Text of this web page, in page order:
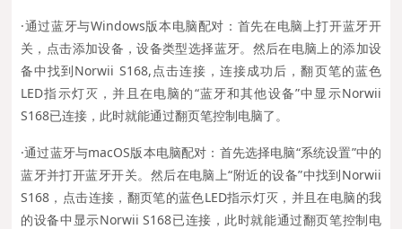
·通过蓝牙与Windows版本电脑配对：首先在电脑上打开蓝牙开
关，点击添加设备，设备类型选择蓝牙。然后在电脑上的添加设
备中找到Norwii S168,点击连接，连接成功后，翻页笔的蓝色
LED指示灯灭，并且在电脑的“蓝牙和其他设备”中显示Norwii
S168已连接，此时就能通过翻页笔控制电脑了。
·通过蓝牙与macOS版本电脑配对：首先选择电脑“系统设置”中的
蓝牙并打开蓝牙开关。然后在电脑上“附近的设备”中找到Norwii
S168，点击连接，翻页笔的蓝色LED指示灯灭，并且在电脑的我
的设备中显示Norwii S168已连接，此时就能通过翻页笔控制电